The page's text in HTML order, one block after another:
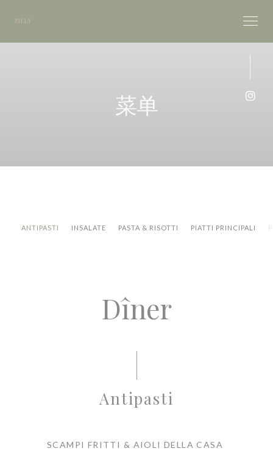
菜单
ANTIPASTI INSALATE PASTA & RISOTTI PIATTI PRINCIPALI
Dîner
Antipasti
SCAMPI FRITTI & AIOLI DELLA CASA